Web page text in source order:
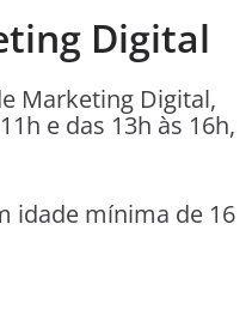
Digital
Marketing Digital,
e das 13h às 16h,
idade mínima de 16